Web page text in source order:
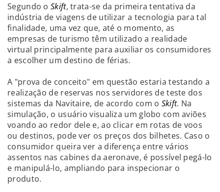
Segundo o Skift, trata-se da primeira tentativa da
indústria de viagens de utilizar a tecnologia para tal
finalidade, uma vez que, até o momento, as
empresas de turismo têm utilizado a realidade
virtual principalmente para auxiliar os consumidores
a escolher um destino de férias.
A "prova de conceito" em questão estaria testando a
realização de reservas nos servidores de teste dos
sistemas da Navitaire, de acordo com o Skift. Na
simulação, o usuário visualiza um globo com aviões
voando ao redor dele e, ao clicar em rotas de voos
ou destinos, pode ver os preços dos bilhetes. Caso o
consumidor queira ver a diferença entre vários
assentos nas cabines da aeronave, é possível pegá-lo
e manipulá-lo, ampliando para inspecionar o
produto.